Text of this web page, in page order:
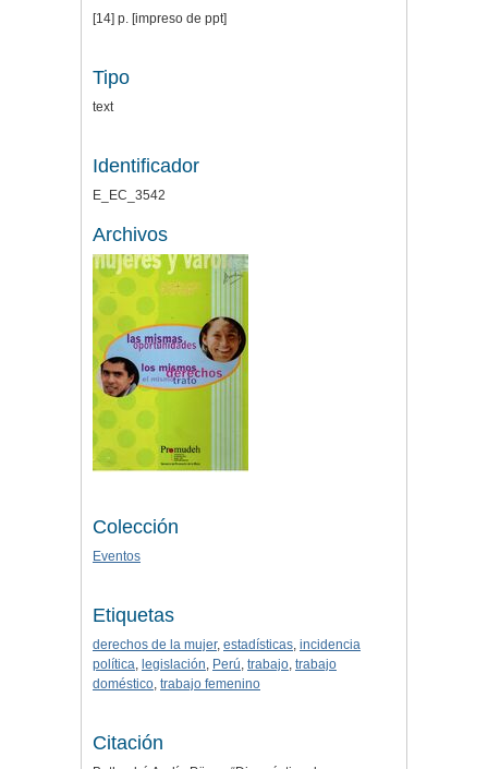
[14] p. [impreso de ppt]
Tipo
text
Identificador
E_EC_3542
Archivos
Colección
Eventos
Etiquetas
derechos de la mujer, estadísticas, incidencia
política, legislación, Perú, trabajo, trabajo
doméstico, trabajo femenino
Citación